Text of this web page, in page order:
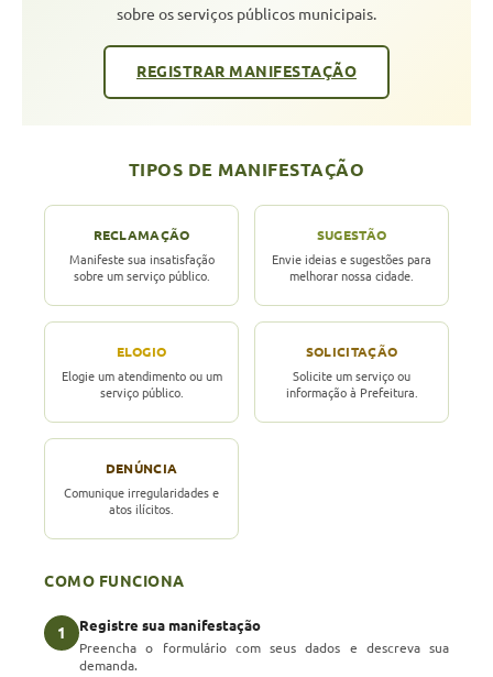
sobre os serviços públicos municipais.
REGISTRAR MANIFESTAÇÃO
TIPOS DE MANIFESTAÇÃO
RECLAMAÇÃO
Manifeste sua insatisfação
sobre um serviço público.
SUGESTÃO
Envie ideias e sugestões para
melhorar nossa cidade.
ELOGIO
Elogie um atendimento ou um
serviço público.
SOLICITAÇÃO
Solicite um serviço ou
informação à Prefeitura.
DENÚNCIA
Comunique irregularidades e
atos ilícitos.
COMO FUNCIONA
1 Registre sua manifestação
Preencha o formulário com seus dados e descreva sua
demanda.